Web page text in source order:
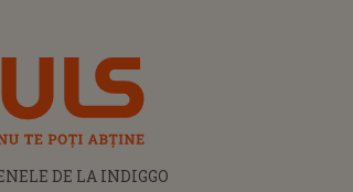
DE LA INDIGGO